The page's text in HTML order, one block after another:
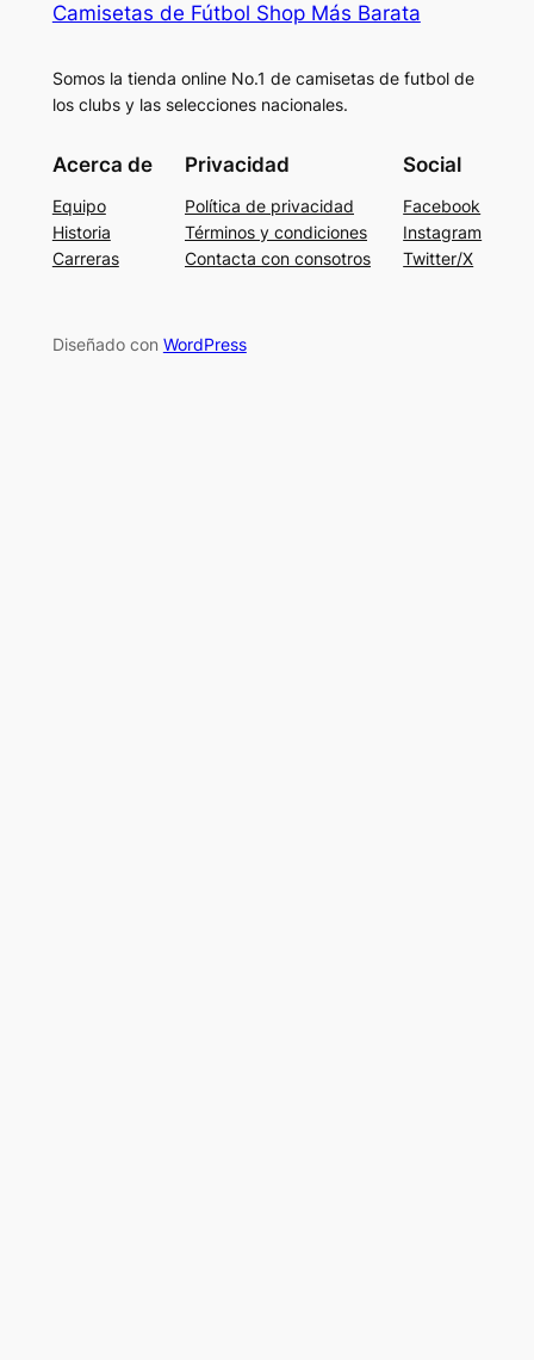
Camisetas de Fútbol Shop Más Barata
Somos la tienda online No.1 de camisetas de futbol de
los clubs y las selecciones nacionales.
Acerca de
Equipo
Historia
Carreras
Privacidad
Política de privacidad
Términos y condiciones
Contacta con consotros
Social
Facebook
Instagram
Twitter/X
Diseñado con WordPress